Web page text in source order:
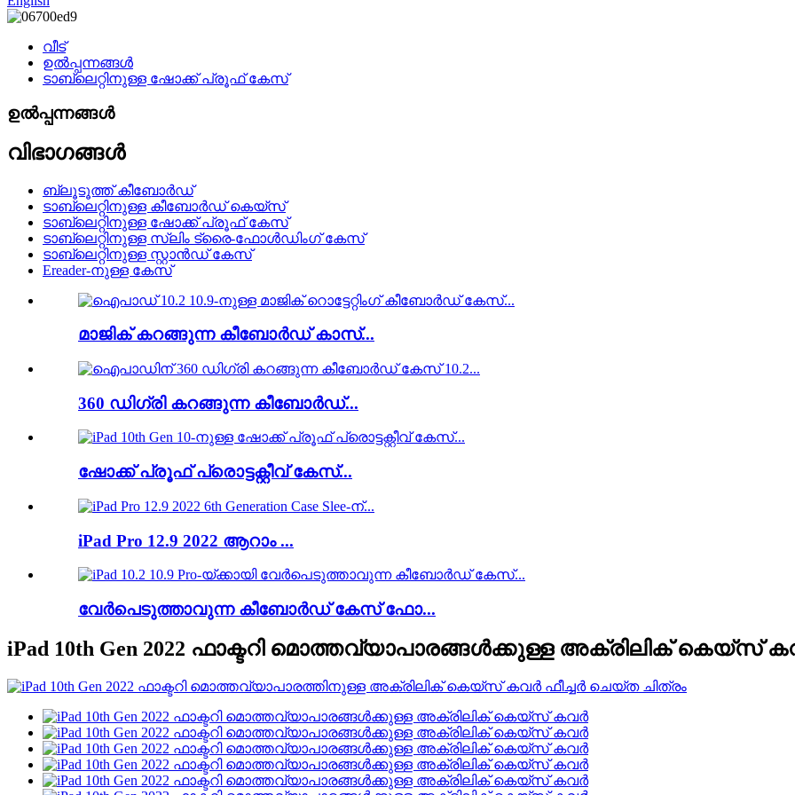
വീട്
ഉൽപ്പന്നങ്ങൾ
ടാബ്‌ലെറ്റിനുള്ള ഷോക്ക് പ്രൂഫ് കേസ്
ഉൽപ്പന്നങ്ങൾ
വിഭാഗങ്ങൾ
ബ്ലൂടൂത്ത് കീബോർഡ്
ടാബ്‌ലെറ്റിനുള്ള കീബോർഡ് കെയ്‌സ്
ടാബ്‌ലെറ്റിനുള്ള ഷോക്ക് പ്രൂഫ് കേസ്
ടാബ്‌ലെറ്റിനുള്ള സ്ലിം ട്രൈ-ഫോൾഡിംഗ് കേസ്
ടാബ്‌ലെറ്റിനുള്ള സ്റ്റാൻഡ് കേസ്
Ereader-നുള്ള കേസ്
മാജിക് കറങ്ങുന്ന കീബോർഡ് കാസ്...
360 ഡിഗ്രി കറങ്ങുന്ന കീബോർഡ്...
ഷോക്ക് പ്രൂഫ് പ്രൊട്ടക്റ്റീവ് കേസ്...
iPad Pro 12.9 2022 ആറാം ...
വേർപെടുത്താവുന്ന കീബോർഡ് കേസ് ഫോ...
iPad 10th Gen 2022 ഫാക്ടറി മൊത്തവ്യാപാരങ്ങൾക്കുള്ള അക്രിലിക് കെയ്‌സ്